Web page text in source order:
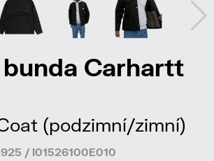
Carhartt
(podzimní/zimní)
/ I01526100E010